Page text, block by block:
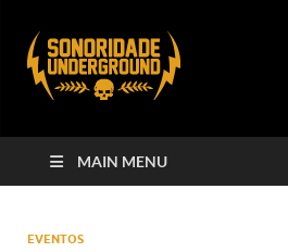
MAIN MENU
EVENTOS